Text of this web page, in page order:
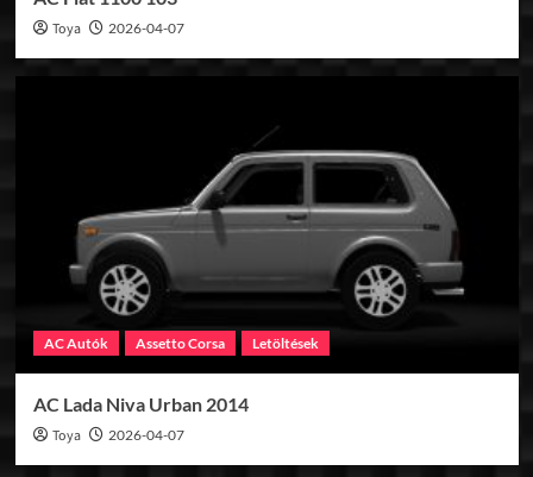
Toya 2026-04-07
AC Autók Assetto Corsa Letöltések
AC Lada Niva Urban 2014
Toya 2026-04-07